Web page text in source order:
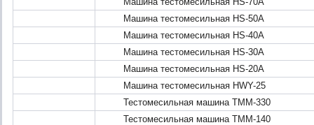
Машина тестомесильная HS-50A
Машина тестомесильная HS-40A
Машина тестомесильная HS-30A
Машина тестомесильная HS-20A
Машина тестомесильная HWY-25
Тестомесильная машина ТММ-330
Тестомесильная машина ТММ-140